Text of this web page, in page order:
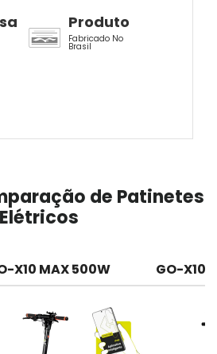
Produto
Fabricado No
Brasil
de Patinetes
Elétricos
X10 MAX 500W
GO-X10
X10 MAX 500W
GO-X10